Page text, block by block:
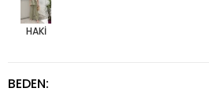
HAKİ
BEDEN: